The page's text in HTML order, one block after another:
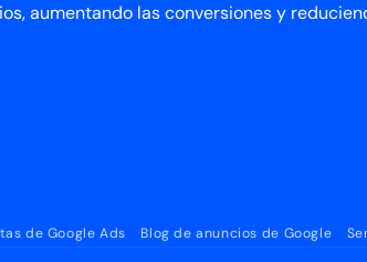
aumentando las conversiones y
de Google Ads Blog de anuncios de Google